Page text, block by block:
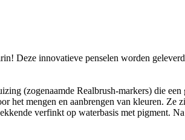
Deze innovatieve penselen worden
(zogenaamde Realbrush-markers) die
het mengen en aanbrengen van kleuren.
verfinkt op waterbasis met pigment.